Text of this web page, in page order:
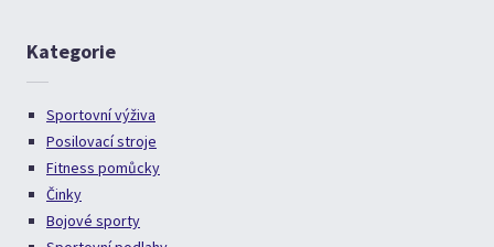
Kategorie
Sportovní výživa
Posilovací stroje
Fitness pomůcky
Činky
Bojové sporty